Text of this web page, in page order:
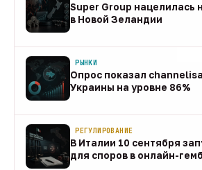
Super Group нацелилась
в Новой Зеландии
РЫНКИ
Опрос показал
Украины на уровне 86%
РЕГУЛИРОВАНИЕ
В Италии 10 сентября
для споров в онлайн-